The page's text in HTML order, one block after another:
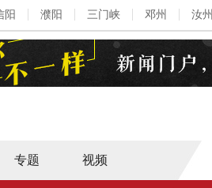
阳 濮阳 三门峡 邓州 汝州
专题 视频